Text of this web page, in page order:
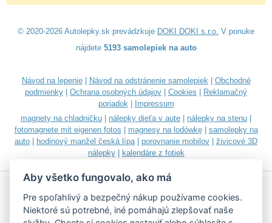
© 2020-2026 Autolepky.sk prevádzkuje DOKI DOKI s.r.o. V ponuke
nájdete 5193 samolepiek na auto
Návod na lepenie| Návod na odstránenie samolepiek| Obchodné
podmienky
Ochrana osobných údajov Cookies
Reklamačný
poriadok|
Impressum
magnety na chladničku
nálepky dieťa v aute nálepky na stenu
fotomagnete mit eigenen fotos
magnesy na lodówkę| samolepky na
auto
hodinový manžel česká lípa| porovnanie mobilov
živicové 3D
nálepky| kalendáre z fotiek
Aby všetko fungovalo, ako má
Pre spoľahlivý a bezpečný nákup používame cookies.
Niektoré sú potrebné, iné pomáhajú zlepšovať naše